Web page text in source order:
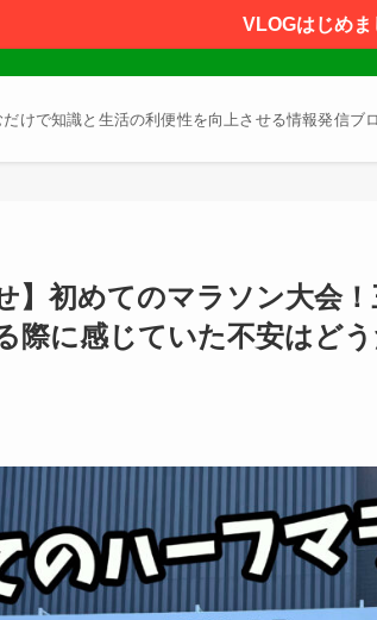
VLOGはじめま
だけで知識と生活の利便性を向上させる情報発信ブ
】初めてのマラソン大会
際に感じていた不安はど